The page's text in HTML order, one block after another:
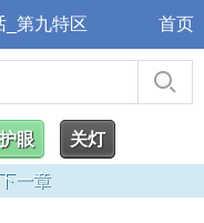
_第九特区 首页
护眼 关灯
一章